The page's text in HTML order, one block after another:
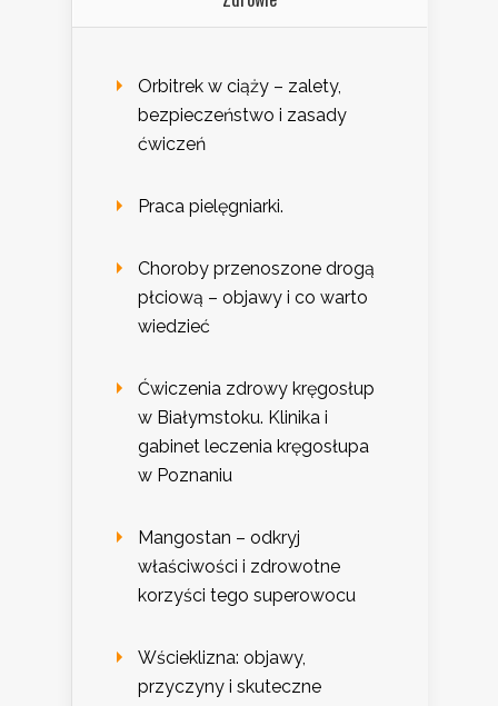
Orbitrek w ciąży – zalety,
bezpieczeństwo i zasady
ćwiczeń
Praca pielęgniarki.
Choroby przenoszone drogą
płciową – objawy i co warto
wiedzieć
Ćwiczenia zdrowy kręgosłup
w Białymstoku. Klinika i
gabinet leczenia kręgosłupa
w Poznaniu
Mangostan – odkryj
właściwości i zdrowotne
korzyści tego superowocu
Wścieklizna: objawy,
przyczyny i skuteczne